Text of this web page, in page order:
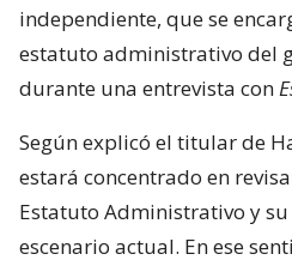
independiente, que se
estatuto administrativo del
durante una entrevista con
Según explicó el titular de
estará concentrado en
Estatuto Administrativo y
escenario actual. En ese